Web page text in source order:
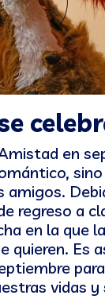
en
regreso a
en la que
quieren. Es
vidas